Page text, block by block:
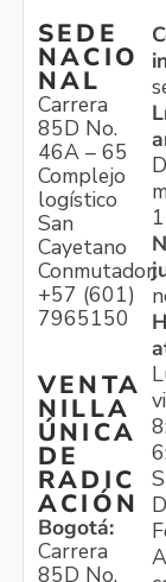
SEDE
NACIO
NAL
Carrera
85D No.
46A – 65
Complejo
logístico
San
Cayetano
Conmutador:
+57 (601)
7965150
VENTA
NILLA
ÚNICA
DE
RADIC
ACIÓN
Bogotá:
Carrera
85D No.